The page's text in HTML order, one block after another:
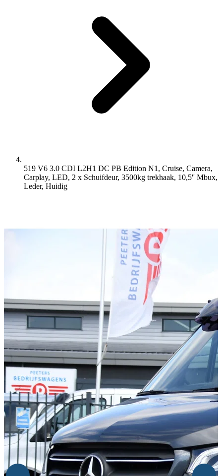
519 V6 3.0 CDI L2H1 DC PB Edition N1, Cruise, Camera,
Carplay, LED, 2 x Schuifdeur, 3500kg trekhaak, 10,5'' Mbux,
Leder, Huidig